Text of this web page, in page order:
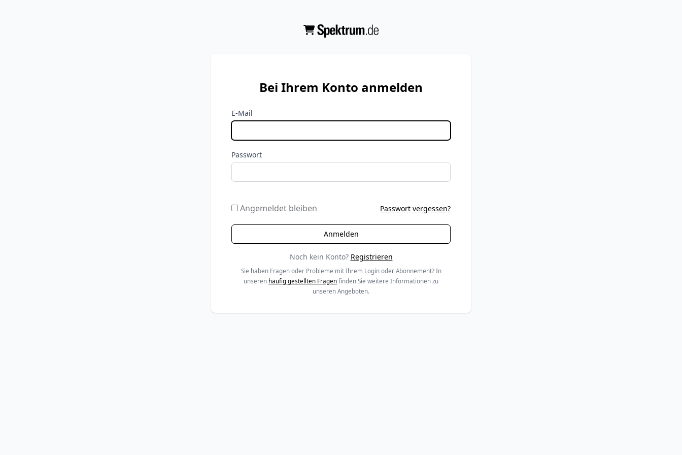
Bei Ihrem Konto anmelden
E-Mail
Passwort
Angemeldet bleiben Passwort vergessen?
Noch kein Konto? Registrieren
Sie haben Fragen oder Probleme mit Ihrem Login oder Abonnement? In
unseren häufig gestellten Fragen finden Sie weitere Informationen zu
unseren Angeboten.